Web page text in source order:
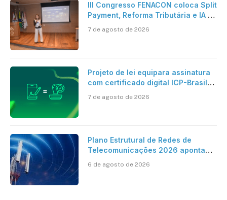
III Congresso FENACON coloca Split
Payment, Reforma Tributária e IA no
centro dos debates
7 de agosto de 2026
Projeto de lei equipara assinatura
com certificado digital ICP-Brasil
ao reconhecimento de firma em
cartório
7 de agosto de 2026
Plano Estrutural de Redes de
Telecomunicações 2026 aponta
mantém desafio
6 de agosto de 2026